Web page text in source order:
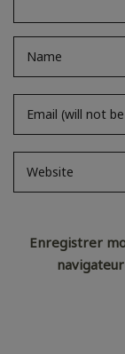
Enregistrer